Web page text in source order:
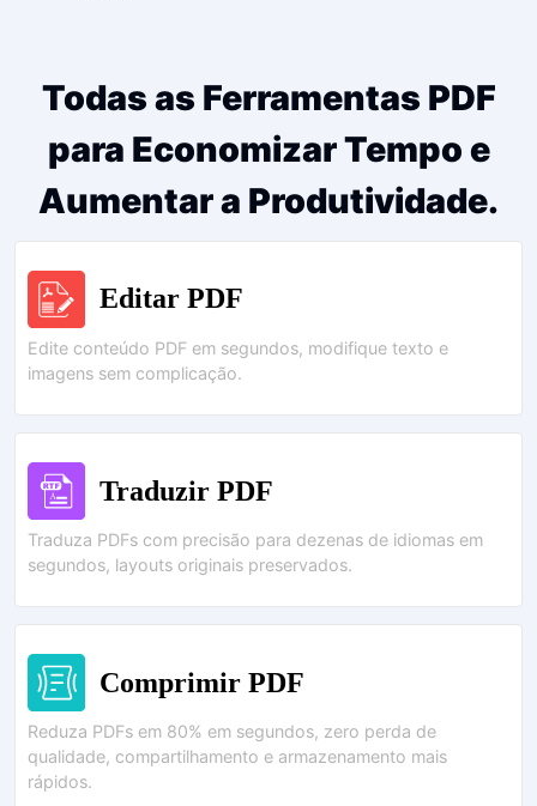
Todas as Ferramentas PDF
para Economizar Tempo e
Aumentar a Produtividade.
Editar PDF
Edite conteúdo PDF em segundos, modifique texto e
imagens sem complicação.
Traduzir PDF
Traduza PDFs com precisão para dezenas de idiomas em
segundos, layouts originais preservados.
Comprimir PDF
Reduza PDFs em 80% em segundos, zero perda de
qualidade, compartilhamento e armazenamento mais
rápidos.